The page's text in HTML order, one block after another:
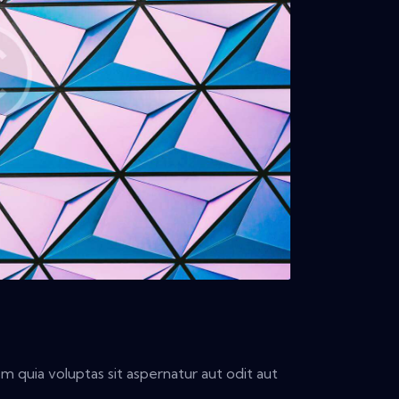
quia voluptas sit aspernatur aut odit aut